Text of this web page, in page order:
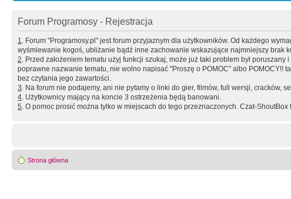
Forum Programosy - Rejestracja
1. Forum "Programosy.pl" jest forum przyjaznym dla użytkowników. Od każdego
wyśmiewanie kogoś, ubliżanie bądź inne zachowanie wskazujące najmniejszy brak
2. Przed założeniem tematu użyj funkcji szukaj, może już taki problem był
poprawne nazwanie tematu, nie wolno napisać "Proszę o POMOC" albo POMOCY!!
bez czytania jego zawartości.
3. Na forum nie podajemy, ani nie pytamy o linki do gier, filmów, full wersji, cracków,
4. Użytkownicy mający na koncie 3 ostrzeżenia będą banowani.
5. O pomoc prosić można tylko w miejscach do tego przeznaczonych. Czat-
Strona główna